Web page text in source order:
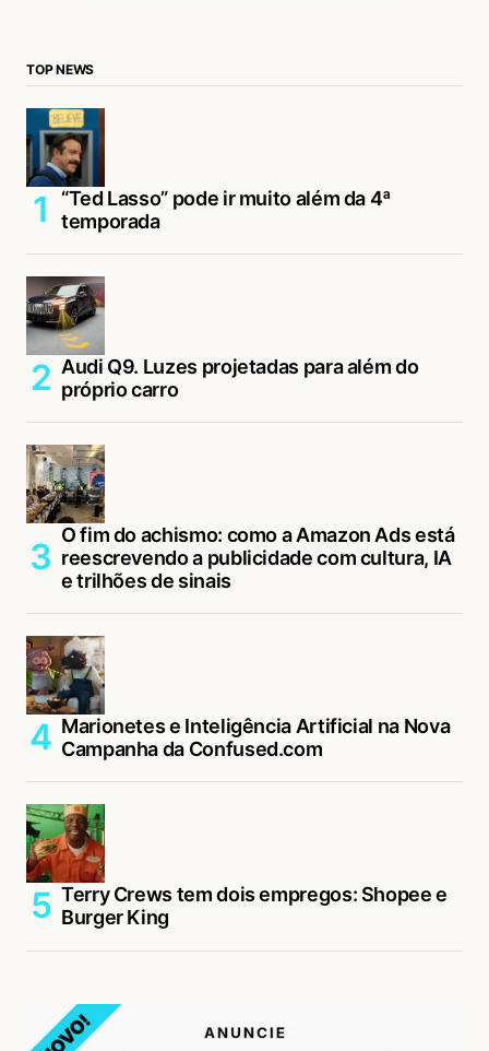
TOP NEWS
“Ted Lasso” pode ir muito além da 4ª
temporada
Audi Q9. Luzes projetadas para além do
próprio carro
O fim do achismo: como a Amazon Ads está
reescrevendo a publicidade com cultura, IA
e trilhões de sinais
Marionetes e Inteligência Artificial na Nova
Campanha da Confused.com
Terry Crews tem dois empregos: Shopee e
Burger King